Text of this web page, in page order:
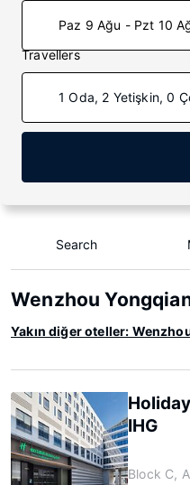
Paz 9 Ağu - Pzt 10
Travellers
1 Oda, 2 Yetişkin, 0
Search
Wenzhou
Yakın diğer oteller:
IHG
Block C,